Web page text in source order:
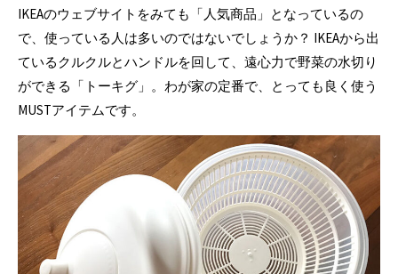
IKEAのウェブサイトをみても「人気商品」となっているの
で、使っている人は多いのではないでしょうか？ IKEAから出
ているクルクルとハンドルを回して、遠心力で野菜の水切り
ができる「トーキグ」。わが家の定番で、とっても良く使う
MUSTアイテムです。